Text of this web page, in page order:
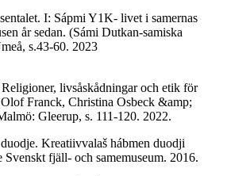
I: Sápmi Y1K- livet i samernas
år sedan. (Sámi Dutkan-samiska
s.43-60. 2023
livsåskådningar och etik för
Franck, Christina Osbeck &amp;
Gleerup, s. 111-120. 2022.
Kreatiivvalaš hábmen duodji
fjäll- och samemuseum. 2016.